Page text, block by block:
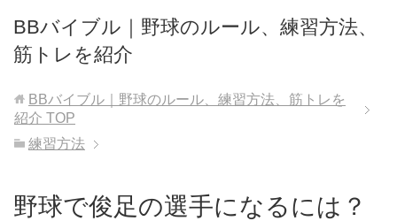
BBバイブル｜野球のルール、練習方法、
筋トレを紹介
BBバイブル｜野球のルール、練習方法、筋トレを
紹介 TOP
練習方法
野球で俊足の選手になるには？